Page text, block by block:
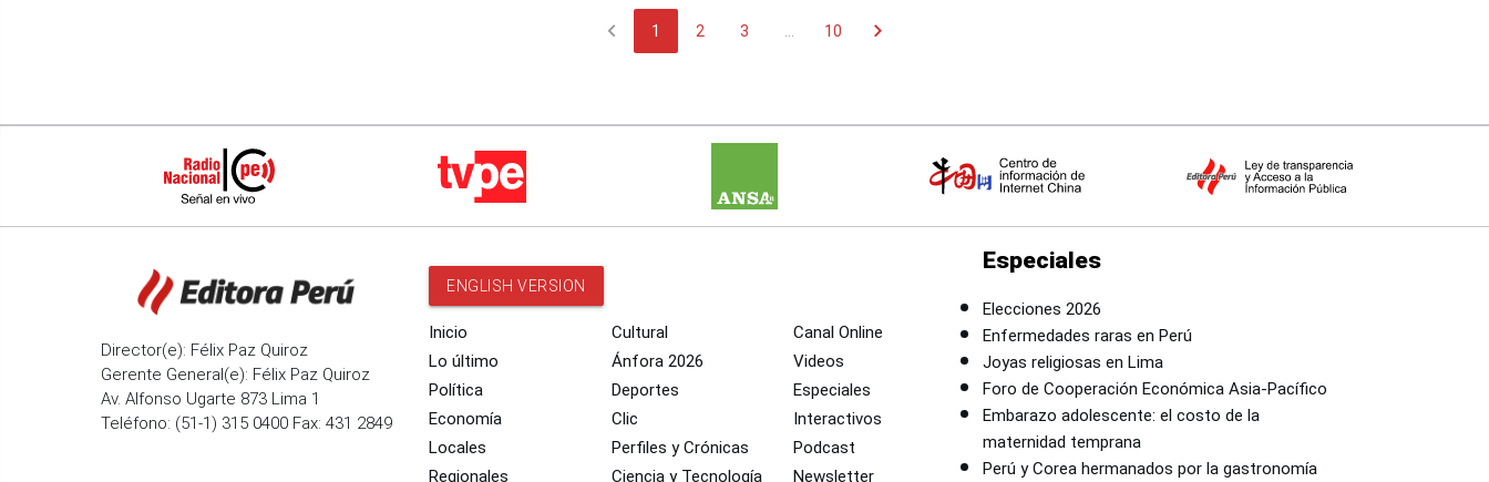
chevron_left 1 2 3 ... 10 chevron_right
Director(e): Félix Paz Quiroz
Gerente General(e): Félix Paz Quiroz
Av. Alfonso Ugarte 873 Lima 1
Teléfono: (51-1) 315 0400 Fax: 431 2849
ENGLISH VERSION
Inicio
Lo último
Política
Economía
Locales
Regionales
Cultural
Ánfora 2026
Deportes
Clic
Perfiles y Crónicas
Ciencia y Tecnología
Canal Online
Videos
Especiales
Interactivos
Podcast
Newsletter
Especiales
Elecciones 2026
Enfermedades raras en Perú
Joyas religiosas en Lima
Foro de Cooperación Económica Asia-Pacífico
Embarazo adolescente: el costo de la
maternidad temprana
Perú y Corea hermanados por la gastronomía